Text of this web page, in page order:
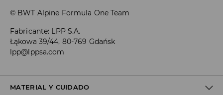
© BWT Alpine Formula One Team
Fabricante: LPP S.A.
Łąkowa 39/44, 80-769 Gdańsk
lpp@lppsa.com
MATERIAL Y CUIDADO